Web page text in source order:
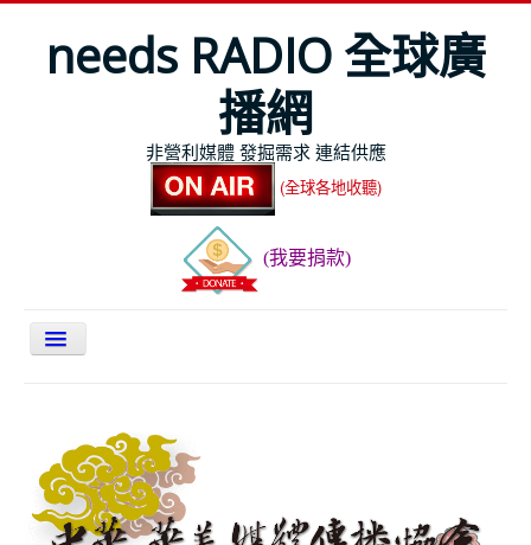
needs RADIO 全球廣
播網
非營利媒體 發掘需求 連結供應
(全球各地收聽)
(我要捐款)
今日最新
節目表
全球Live收聽